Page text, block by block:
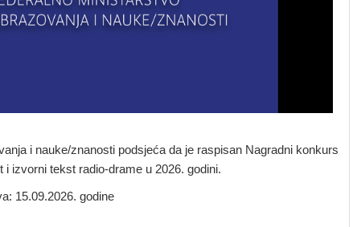
i nauke/znanosti podsjeća da je raspisan Nagradni konkurs
izvorni tekst radio-drame u 2026. godini.
15.09.2026. godine